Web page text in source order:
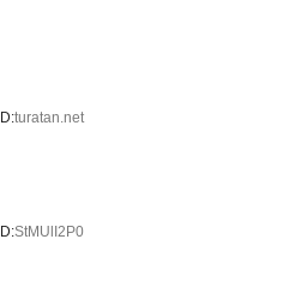
ID:turatan.net
ID:StMUlI2P0